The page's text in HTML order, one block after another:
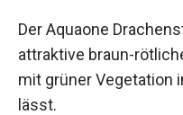
Der Aquaone
attraktive braun-
mit grüner Vegetation
lässt.